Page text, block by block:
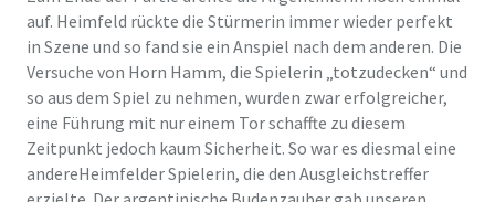
auf. Heimfeld rückte die Stürmerin immer wiederperfekt
in Szene und so fand sie ein Anspiel nach dem anderen. Die
Versuche von Horn Hamm, die Spielerin „totzudecken“ und
so aus dem Spiel zu nehmen, wurden zwarerfolgreicher,
eine Führung mit nur einem Tor schaffte zu diesem
Zeitpunkt jedoch kaum Sicherheit. So war es diesmal eine
andereHeimfelder Spielerin, die den Ausgleichstreffer